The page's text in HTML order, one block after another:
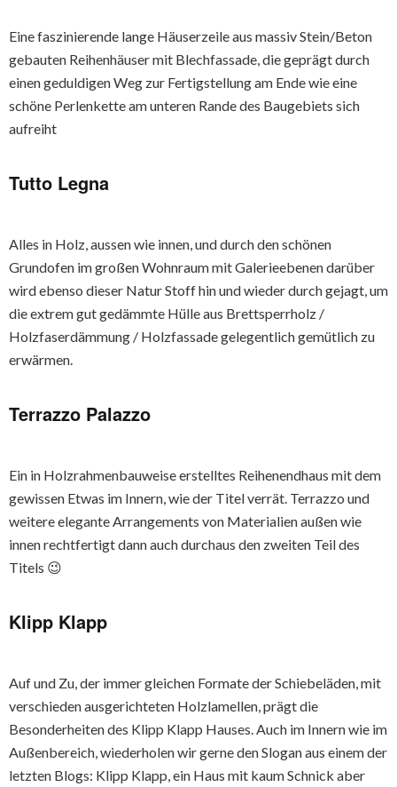
Eine faszinierende lange Häuserzeile aus massiv Stein/Beton
gebauten Reihenhäuser mit Blechfassade, die geprägt durch
einen geduldigen Weg zur Fertigstellung am Ende wie eine
schöne Perlenkette am unteren Rande des Baugebiets sich
aufreiht
Tutto Legna
Alles in Holz, aussen wie innen, und durch den schönen
Grundofen im großen Wohnraum mit Galerieebenen darüber
wird ebenso dieser Natur Stoff hin und wieder durch gejagt, um
die extrem gut gedämmte Hülle aus Brettsperrholz /
Holzfaserdämmung / Holzfassade gelegentlich gemütlich zu
erwärmen.
Terrazzo Palazzo
Ein in Holzrahmenbauweise erstelltes Reihenendhaus mit dem
gewissen Etwas im Innern, wie der Titel verrät. Terrazzo und
weitere elegante Arrangements von Materialien außen wie
innen rechtfertigt dann auch durchaus den zweiten Teil des
Titels 😉
Klipp Klapp
Auf und Zu, der immer gleichen Formate der Schiebeläden, mit
verschieden ausgerichteten Holzlamellen, prägt die
Besonderheiten des Klipp Klapp Hauses. Auch im Innern wie im
Außenbereich, wiederholen wir gerne den Slogan aus einem der
letzten Blogs: Klipp Klapp, ein Haus mit kaum Schnick aber